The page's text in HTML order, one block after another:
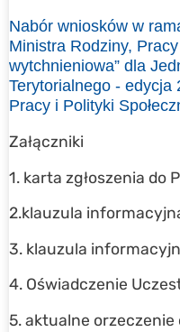
Nabór wniosków w
Ministra Rodziny,
wytchnieniowa” dla
Terytorialnego - edycja
Pracy i Polityki
Załączniki
1. karta zgłoszenia do
2.klauzula
3. klauzula
4. Oświadczenie
5. aktualne orzeczenie